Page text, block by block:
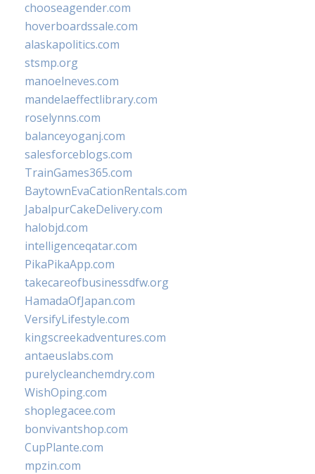
chooseagender.com
hoverboardssale.com
alaskapolitics.com
stsmp.org
manoelneves.com
mandelaeffectlibrary.com
roselynns.com
balanceyoganj.com
salesforceblogs.com
TrainGames365.com
BaytownEvaCationRentals.com
JabalpurCakeDelivery.com
halobjd.com
intelligenceqatar.com
PikaPikaApp.com
takecareofbusinessdfw.org
HamadaOfJapan.com
VersifyLifestyle.com
kingscreekadventures.com
antaeuslabs.com
purelycleanchemdry.com
WishOping.com
shoplegacee.com
bonvivantshop.com
CupPlante.com
mpzin.com